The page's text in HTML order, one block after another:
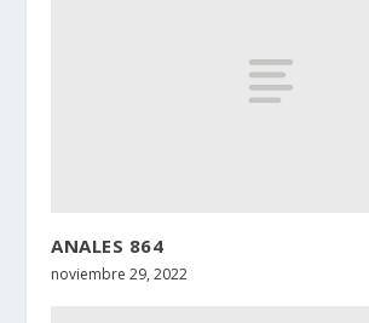
ANALES 864
noviembre 29, 2022